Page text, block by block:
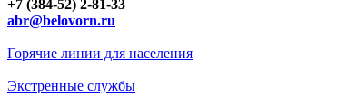
+7 (384-52) 2-81-33
abr@belovorn.ru
Горячие линии для населения
Экстренные службы